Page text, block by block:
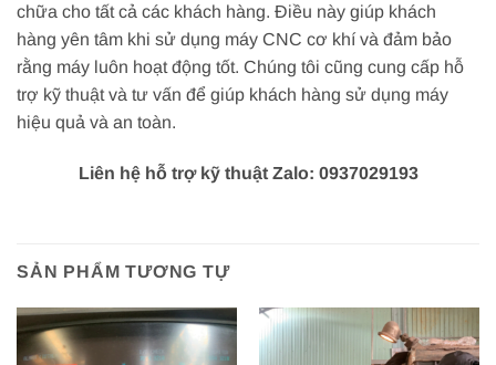
chữa cho tất cả các khách hàng. Điều này giúp khách
hàng yên tâm khi sử dụng máy CNC cơ khí và đảm bảo
rằng máy luôn hoạt động tốt. Chúng tôi cũng cung cấp hỗ
trợ kỹ thuật và tư vấn để giúp khách hàng sử dụng máy
hiệu quả và an toàn.
Liên hệ hỗ trợ kỹ thuật Zalo: 0937029193
SẢN PHẨM TƯƠNG TỰ